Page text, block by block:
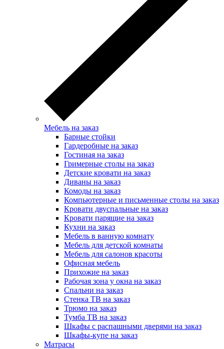
Мебель на заказ
Барные стойки
Гардеробные на заказ
Гостиная на заказ
Гримерные столы на заказ
Детские кровати на заказ
Диваны на заказ
Комоды на заказ
Компьютерные и письменные столы на заказ
Кровати двуспальные на заказ
Кровати парящие на заказ
Кухни на заказ
Мебель в ванную комнату
Мебель для детской комнаты
Мебель для салонов красоты
Офисная мебель
Прихожие на заказ
Рабочая зона у окна на заказ
Спальни на заказ
Стенка ТВ на заказ
Трюмо на заказ
Тумба ТВ на заказ
Шкафы с распашными дверями на заказ
Шкафы-купе на заказ
Матрасы